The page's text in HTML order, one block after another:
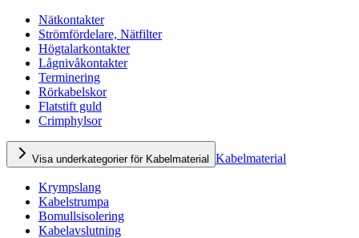
Nätkontakter
Strömfördelare, Nätfilter
Högtalarkontakter
Lågnivåkontakter
Terminering
Rörkabelskor
Flatstift guld
Crimphylsor
Visa underkategorier för Kabelmaterial Kabelmaterial
Krympslang
Kabelstrumpa
Bomullsisolering
Kabelavslutning